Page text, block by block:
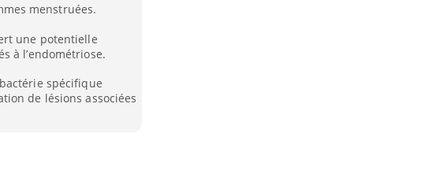
menstruées.
une potentielle
à l’endométriose.
spécifique
de lésions associées